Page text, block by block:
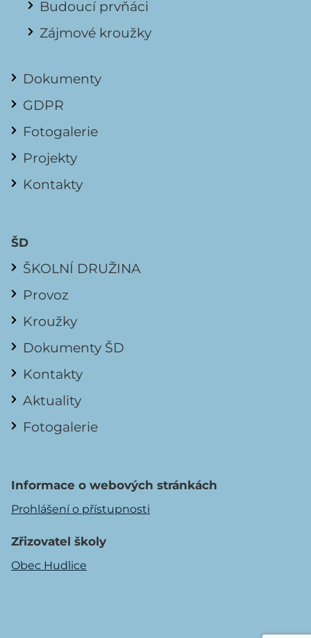
Budoucí prvňáci
Zájmové kroužky
Dokumenty
GDPR
Fotogalerie
Projekty
Kontakty
ŠD
ŠKOLNÍ DRUŽINA
Provoz
Kroužky
Dokumenty ŠD
Kontakty
Aktuality
Fotogalerie
Informace o webových stránkách
Prohlášení o přístupnosti
Zřizovatel školy
Obec Hudlice